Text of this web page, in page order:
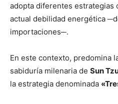
adopta diferentes estrategias
actual debilidad energética
importaciones─.
En este contexto, predomina
sabiduría milenaria de Sun
la estrategia denominada